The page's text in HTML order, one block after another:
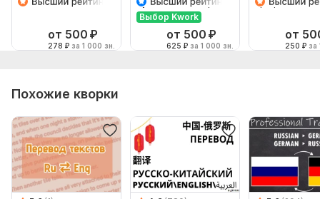
английский и
от 500 ₽
278 ₽ за 1 000 зн.
Русский и наоборот
Выбор Kwork
от 500 ₽
625 ₽ за 1 000 зн.
от
250 ₽ за
Похожие кворки